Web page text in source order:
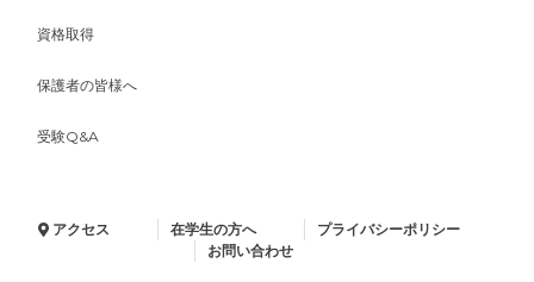
資格取得
保護者の皆様へ
受験Q&A
アクセス 在学生の方へ
プライバシーポリシー
お問い合わせ